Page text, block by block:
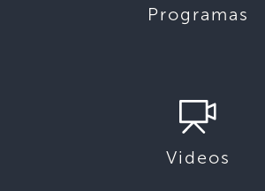
Programas
Videos